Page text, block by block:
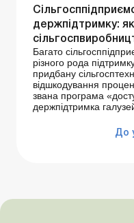
держпідтримку:
Багато
різного рода
придбану
відшкодування
звана програма
держпідтримка
До